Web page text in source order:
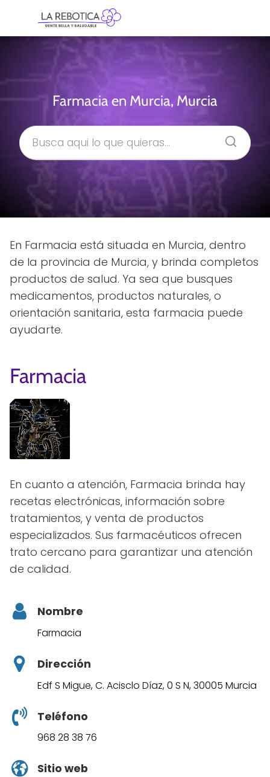
Farmacia en Murcia, Murcia
En Farmacia está situada en Murcia, dentro
de la provincia de Murcia, y brinda completos
productos de salud. Ya sea que busques
medicamentos, productos naturales, o
orientación sanitaria, esta farmacia puede
ayudarte.
Farmacia
En cuanto a atención, Farmacia brinda hay
recetas electrónicas, información sobre
tratamientos, y venta de productos
especializados. Sus farmacéuticos ofrecen
trato cercano para garantizar una atención
de calidad.
Nombre
Farmacia
Dirección
Edf S Migue, C. Acisclo Díaz, 0 S N, 30005 Murcia
Teléfono
968 28 38 76
Sitio web